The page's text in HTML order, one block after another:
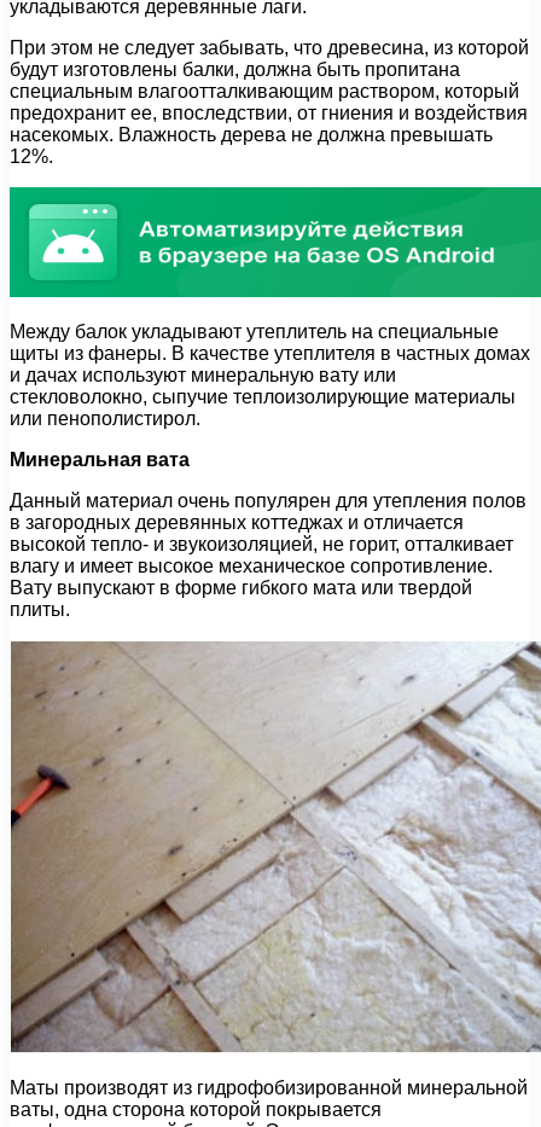
укладываются деревянные лаги.
При этом не следует забывать, что древесина, из которой
будут изготовлены балки, должна быть пропитана
специальным влагоотталкивающим раствором, который
предохранит ее, впоследствии, от гниения и воздействия
насекомых. Влажность дерева не должна превышать
12%.
Между балок укладывают утеплитель на специальные
щиты из фанеры. В качестве утеплителя в частных домах
и дачах используют минеральную вату или
стекловолокно, сыпучие теплоизолирующие материалы
или пенополистирол.
Минеральная вата
Данный материал очень популярен для утепления полов
в загородных деревянных коттеджах и отличается
высокой тепло- и звукоизоляцией, не горит, отталкивает
влагу и имеет высокое механическое сопротивление.
Вату выпускают в форме гибкого мата или твердой
плиты.
Маты производят из гидрофобизированной минеральной
ваты, одна сторона которой покрывается